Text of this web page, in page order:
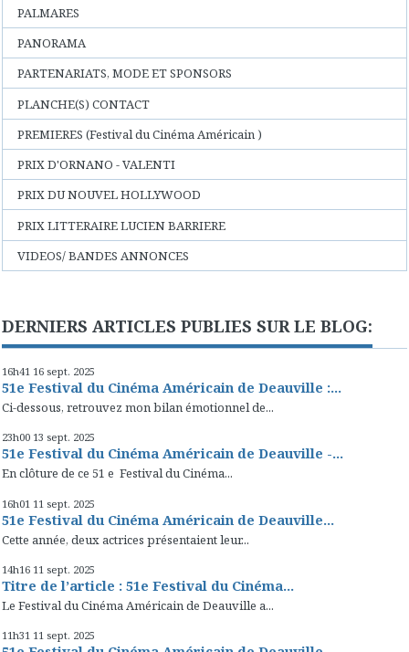
PALMARES
PANORAMA
PARTENARIATS, MODE ET SPONSORS
PLANCHE(S) CONTACT
PREMIERES (Festival du Cinéma Américain )
PRIX D'ORNANO - VALENTI
PRIX DU NOUVEL HOLLYWOOD
PRIX LITTERAIRE LUCIEN BARRIERE
VIDEOS/ BANDES ANNONCES
DERNIERS ARTICLES PUBLIES SUR LE BLOG:
16h41 16 sept. 2025
51e Festival du Cinéma Américain de Deauville :...
Ci-dessous, retrouvez mon bilan émotionnel de...
23h00 13 sept. 2025
51e Festival du Cinéma Américain de Deauville -...
En clôture de ce 51 e Festival du Cinéma...
16h01 11 sept. 2025
51e Festival du Cinéma Américain de Deauville...
Cette année, deux actrices présentaient leur...
14h16 11 sept. 2025
Titre de l’article : 51e Festival du Cinéma...
Le Festival du Cinéma Américain de Deauville a...
11h31 11 sept. 2025